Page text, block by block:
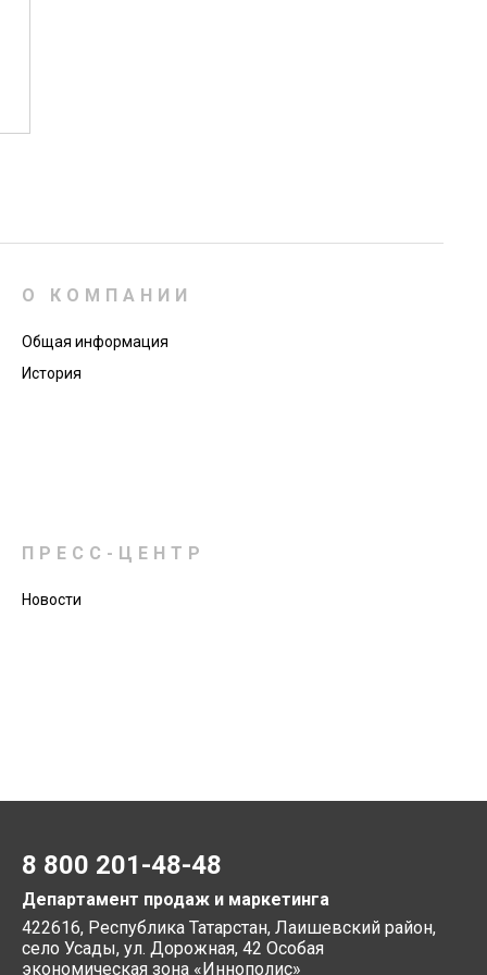
О КОМПАНИИ
Общая информация
История
ПРЕСС-ЦЕНТР
Новости
8 800 201-48-48
Департамент продаж и маркетинга
422616, Республика Татарстан, Лаишевский район,
село Усады, ул. Дорожная, 42 Особая
экономическая зона «Иннополис»